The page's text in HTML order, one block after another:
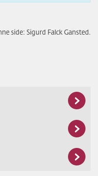
side: Sigurd Falck Gansted.